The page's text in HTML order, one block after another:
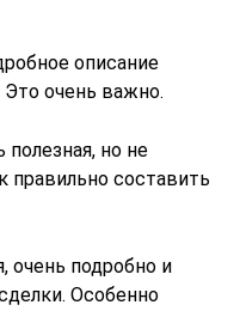
описание
Это очень важно.
полезная, но не
правильно составить
очень подробно и
Особенно